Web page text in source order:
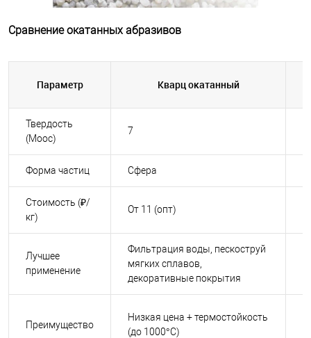
Сравнение окатанных абразивов
Параметр Кварц окатанный
Твердость
(Моос)
7
Форма частиц Сфера
Стоимость (₽/
кг)
От 11 (опт)
Лучшее
применение
Фильтрация воды, пескоструй
мягких сплавов,
декоративные покрытия
Преимущество
Низкая цена + термостойкость
(до 1000°C)